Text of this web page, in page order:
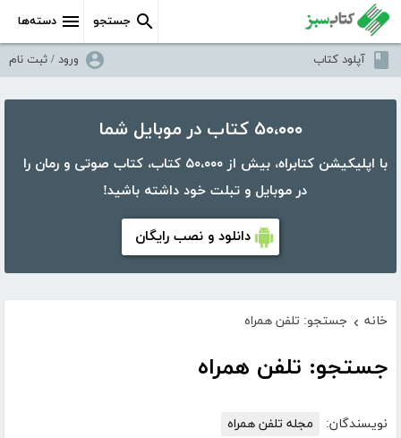
دسته‌ها جستجو
آپلود کتاب ورود / ثبت نام
۵۰،۰۰۰ کتاب در موبایل شما
با اپلیکیشن کتابراه، بیش از ۵۰،۰۰۰ کتاب، کتاب صوتی و رمان را
در موبایل و تبلت خود داشته باشید!
دانلود و نصب رایگان
خانه › جستجو: تلفن همراه
جستجو: تلفن همراه
نویسندگان: مجله تلفن همراه